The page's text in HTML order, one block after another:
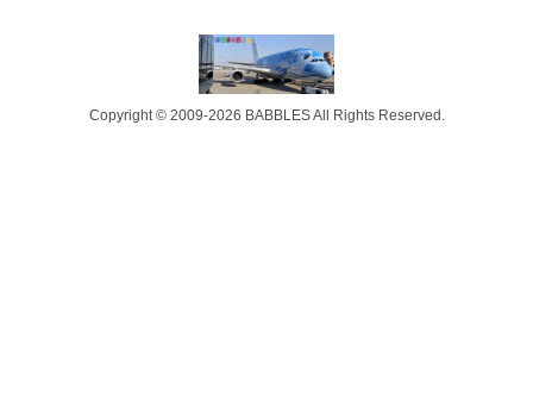
Copyright © 2009-2026 BABBLES All Rights Reserved.